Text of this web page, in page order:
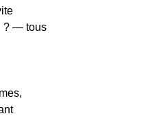
? — tous